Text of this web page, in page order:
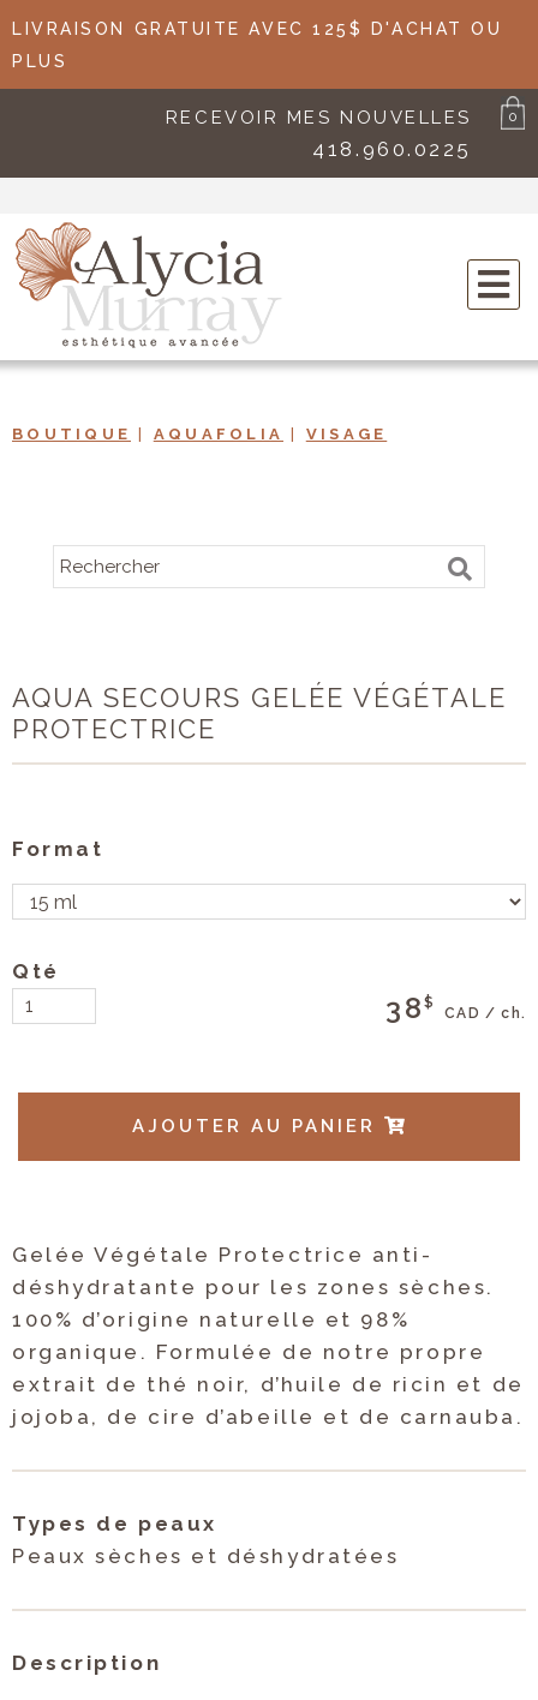
LIVRAISON GRATUITE AVEC 125$ D'ACHAT OU
PLUS
0
RECEVOIR MES NOUVELLES
418.960.0225
BOUTIQUE AQUAFOLIA VISAGE
AQUA SECOURS GELÉE VÉGÉTALE
PROTECTRICE
Format
Qté
38$
CAD / ch.
AJOUTER AU PANIER
Gelée Végétale Protectrice anti-
déshydratante pour les zones sèches.
100% d’origine naturelle et 98%
organique. Formulée de notre propre
extrait de thé noir, d’huile de ricin et de
jojoba, de cire d’abeille et de carnauba.
Types de peaux
Peaux sèches et déshydratées
Description